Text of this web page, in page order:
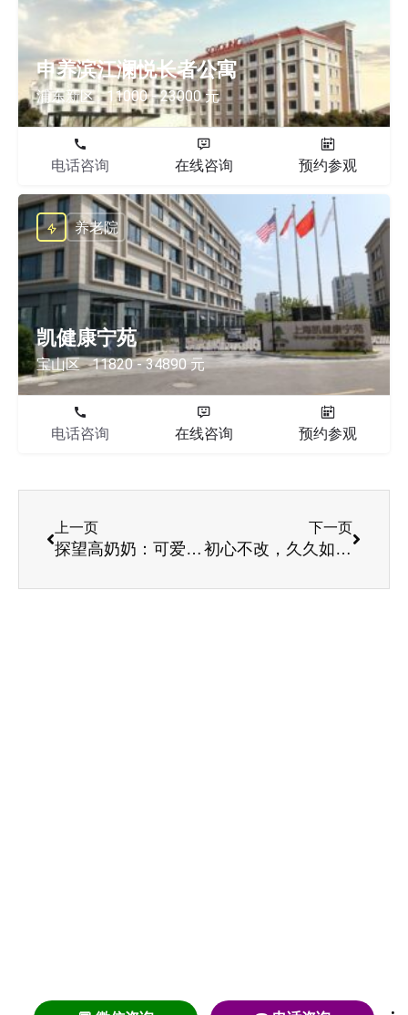
申养滨江澜悦长者公寓
浦东新区 11000 - 23000 元
电话咨询 在线咨询 预约参观
凯健康宁苑
宝山区 11820 - 34890 元
养老院
电话咨询 在线咨询 预约参观
上一页
探望高奶奶：可爱的她，愿岁月温柔以待
下一页
初心不改，久久如一丨 银康开展庆七一系列活动 共庆党的生日